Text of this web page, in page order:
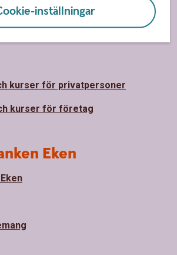
inställningar
kurser för privatpersoner
kurser för företag
Eken